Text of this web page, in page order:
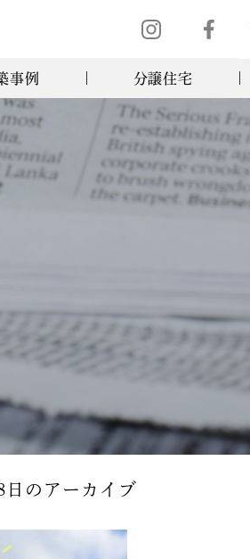
事例 分譲住宅
日 のアーカイブ